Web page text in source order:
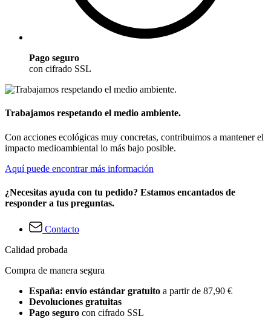
Pago seguro
con cifrado SSL
Trabajamos respetando el medio ambiente.
Con acciones ecológicas muy concretas, contribuimos a mantener el
impacto medioambiental lo más bajo posible.
Aquí puede encontrar más información
¿Necesitas ayuda con tu pedido? Estamos encantados de
responder a tus preguntas.
Contacto
Calidad probada
Compra de manera segura
España: envío estándar gratuito a partir de 87,90 €
Devoluciones gratuitas
Pago seguro con cifrado SSL